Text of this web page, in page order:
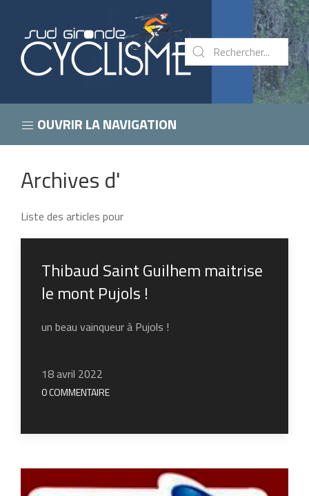
OUVRIR LA NAVIGATION
Archives d'
Liste des articles pour
Thibaud Saint Guilhem maitrise
le mont Pujols !
un beau vainqueur à Pujols !
18 avril 2022
0 COMMENTAIRE